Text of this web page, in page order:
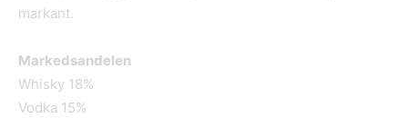
markant.
Markedsandelen
Whisky 18%
Vodka 15%